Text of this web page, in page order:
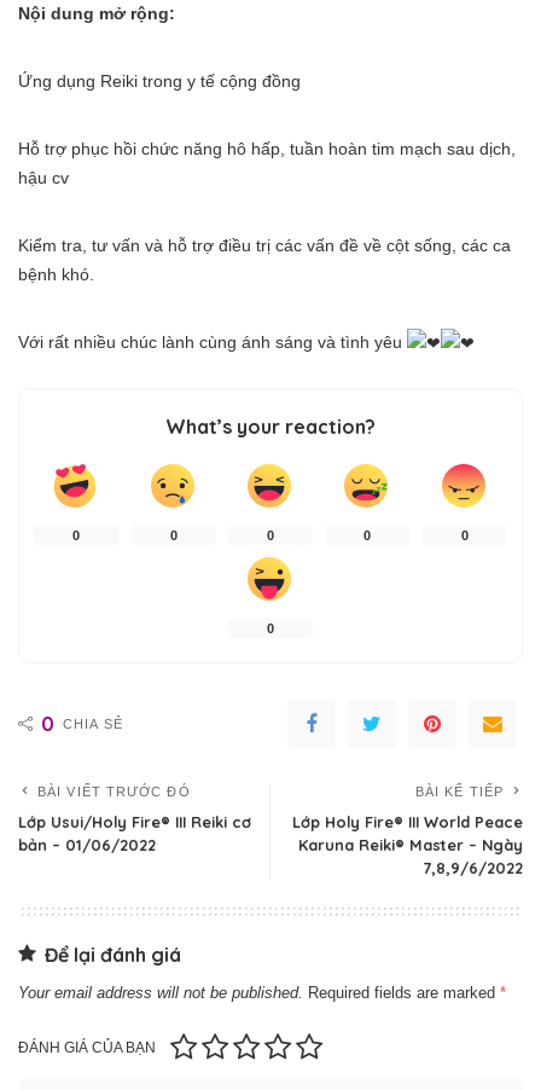
Nội dung mở rộng:
Ứng dụng Reiki trong y tế cộng đồng
Hỗ trợ phục hồi chức năng hô hấp, tuần hoàn tim mạch sau dịch,
hậu cv
Kiểm tra, tư vấn và hỗ trợ điều trị các vấn đề về cột sống, các ca
bệnh khó.
Với rất nhiều chúc lành cùng ánh sáng và tình yêu
What’s your reaction?
0 0 0 0 0
0
0 CHIA SẺ
BÀI VIẾT TRƯỚC ĐÓ
Lớp Usui/Holy Fire® III Reiki cơ
bản – 01/06/2022
BÀI KẾ TIẾP
Lớp Holy Fire® III World Peace
Karuna Reiki® Master – Ngày
7,8,9/6/2022
Để lại đánh giá
Your email address will not be published. Required fields are marked *
ĐÁNH GIÁ CỦA BẠN